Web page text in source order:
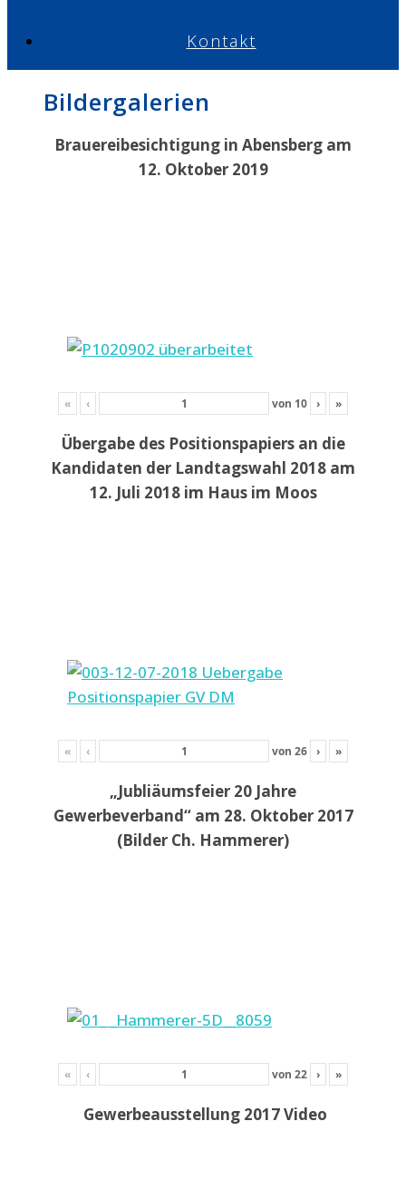
Kontakt
Bildergalerien
Brauereibesichtigung in Abensberg am
12. Oktober 2019
« ‹ von 10 › »
Übergabe des Positionspapiers an die
Kandidaten der Landtagswahl 2018 am
12. Juli 2018 im Haus im Moos
« ‹ von 26 › »
„Jubliäumsfeier 20 Jahre
Gewerbeverband“ am 28. Oktober 2017
(Bilder Ch. Hammerer)
« ‹ von 22 › »
Gewerbeausstellung 2017 Video